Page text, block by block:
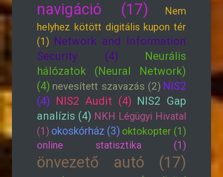
navigáció (17)
Nem
helyhez kötött digitális kupon tér
(1) Network and Information
Security (4)
Neurális
hálózatok (Neural Network)
(4) nevesített szavazás (2) NIS2
(4) NIS2 Audit (4) NIS2 Gap
analízis (4) NKH Légügyi Hivatal
(1) okoskórház (3) oktokopter (1)
online statisztika (1)
önvezető autó (17)